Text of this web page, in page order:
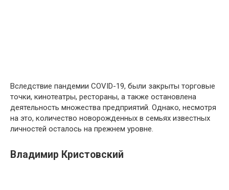
Вследствие пандемии COVID-19, были закрыты торговые
точки, кинотеатры, рестораны, а также остановлена
деятельность множества предприятий. Однако, несмотря
на это, количество новорожденных в семьях известных
личностей осталось на прежнем уровне.
Владимир Кристовский